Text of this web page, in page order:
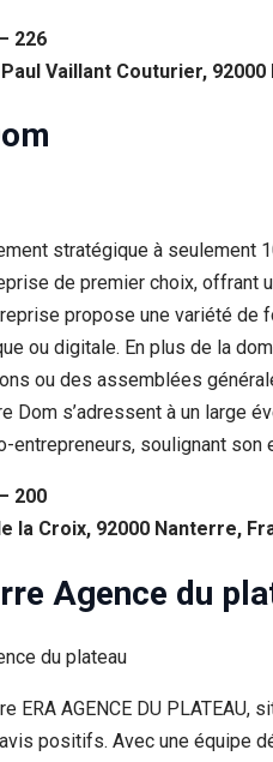
226
Vaillant Couturier,
stratégique à seulement
de premier choix,
propose une variété
ou digitale. En plus de la
ou des assemblées
Dom s’adressent à un large
entrepreneurs, soulignant
200
la Croix, 92000 Nanterre,
Agence du
ERA AGENCE DU
positifs. Avec une équipe